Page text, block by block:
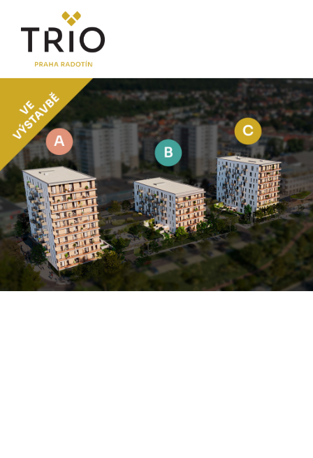
O PROJEKTU
Proč TRIO Radotín
FAQ sekce
Novinky
Postup koupě a financování
LOKALITA
CENÍK
Byty